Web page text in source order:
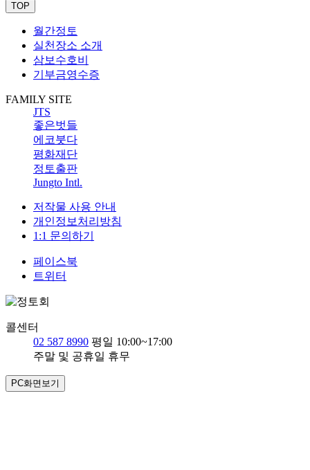
TOP
월간정토
실천장소 소개
삼보수호비
기부금영수증
FAMILY SITE
JTS
좋은벗들
에코붓다
평화재단
정토출판
Jungto Intl.
저작물 사용 안내
개인정보처리방침
1:1 문의하기
페이스북
트위터
콜센터
02 587 8990 평일 10:00~17:00
주말 및 공휴일 휴무
PC화면보기